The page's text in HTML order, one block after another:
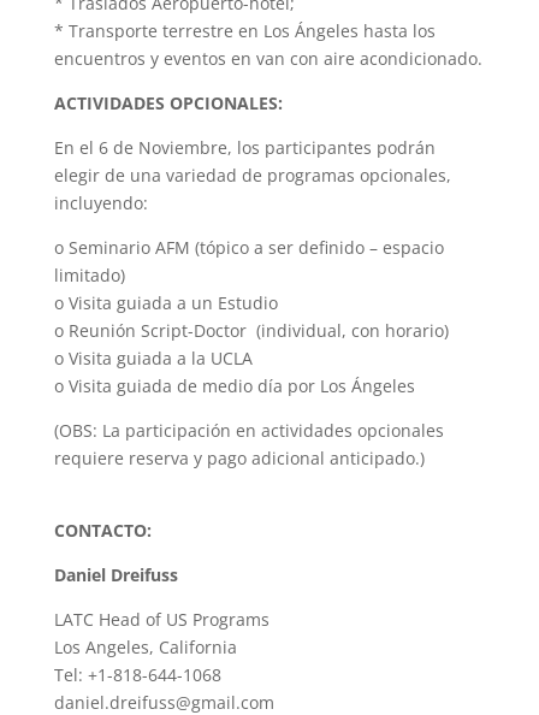
* Transporte terrestre en Los Ángeles hasta los
encuentros y eventos en van con aire acondicionado.
ACTIVIDADES OPCIONALES:
En el 6 de Noviembre, los participantes podrán
elegir de una variedad de programas opcionales,
incluyendo:
o Seminario AFM (tópico a ser definido – espacio
limitado)
o Visita guiada a un Estudio
o Reunión Script-Doctor (individual, con horario)
o Visita guiada a la UCLA
o Visita guiada de medio día por Los Ángeles
(OBS: La participación en actividades opcionales
requiere reserva y pago adicional anticipado.)
CONTACTO:
Daniel Dreifuss
LATC Head of US Programs
Los Angeles, California
Tel: +1-818-644-1068
daniel.dreifuss@gmail.com